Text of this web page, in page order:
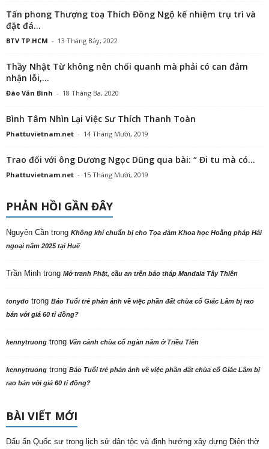
Tấn phong Thượng toạ Thích Đồng Ngộ kế nhiệm trụ trì và
đặt đá...
BTV TP.HCM - 13 Tháng Bảy, 2022
Thầy Nhật Từ không nên chối quanh mà phải có can đảm
nhận lỗi,...
Đào Văn Bình - 18 Tháng Ba, 2020
Bình Tâm Nhìn Lại Việc Sư Thích Thanh Toàn
Phattuvietnam.net - 14 Tháng Mười, 2019
Trao đổi với ông Dương Ngọc Dũng qua bài: “ Đi tu mà có...
Phattuvietnam.net - 15 Tháng Mười, 2019
PHẢN HỒI GẦN ĐÂY
Nguyên Cần trong Không khí chuẩn bị cho Tọa đàm Khoa học Hoằng pháp Hải
ngoại năm 2025 tại Huế
Trần Minh trong Mở tranh Phật, cầu an trên bảo tháp Mandala Tây Thiên
tonydo trong Báo Tuổi trẻ phản ảnh về việc phần đất chùa cổ Giác Lâm bị rao
bán với giá 60 tỉ đồng?
kennytruong trong Vãn cảnh chùa cổ ngàn năm ở Triều Tiên
kennytruong trong Báo Tuổi trẻ phản ảnh về việc phần đất chùa cổ Giác Lâm bị
rao bán với giá 60 tỉ đồng?
BÀI VIẾT MỚI
Dấu ấn Quốc sư trong lịch sử dân tộc và định hướng xây dựng Điện thờ